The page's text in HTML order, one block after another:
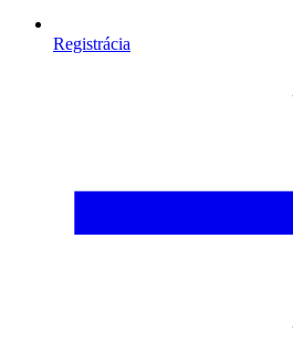
Registrácia